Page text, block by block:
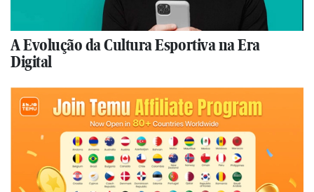
A Evolução da Cultura Esportiva na Era
Digital